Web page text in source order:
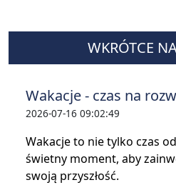
WKRÓTCE
Wakacje - czas na
2026-07-16 09:02:49
Wakacje to nie tylko czas
świetny moment, aby
swoją przyszłość.